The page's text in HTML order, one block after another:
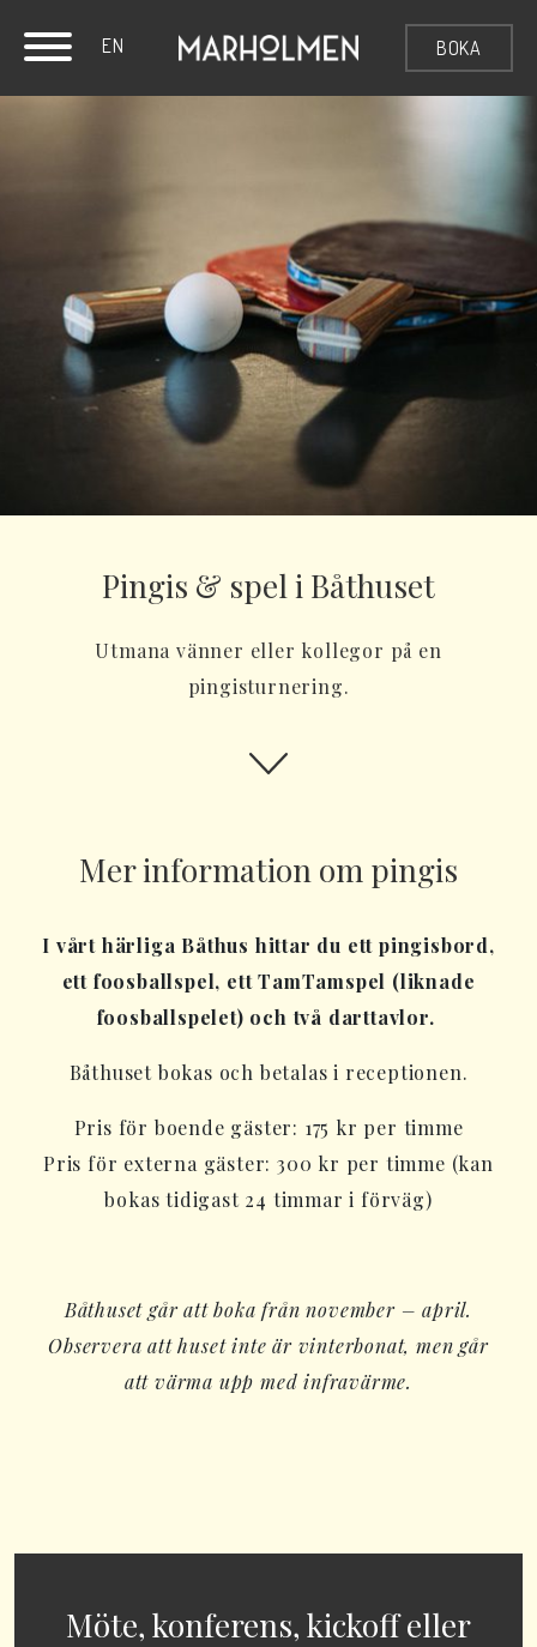
EN BOKA
Pingis & spel i Båthuset
Utmana vänner eller kollegor på en
pingisturnering.
Mer information om pingis
I vårt härliga Båthus hittar du ett pingisbord,
ett foosballspel, ett TamTamspel (liknade
foosballspelet) och två darttavlor.
Båthuset bokas och betalas i receptionen.
Pris för boende gäster: 175 kr per timme
Pris för externa gäster: 300 kr per timme (kan
bokas tidigast 24 timmar i förväg)
Båthuset går att boka från november – april.
Observera att huset inte är vinterbonat, men går
att värma upp med infravärme.
Möte, konferens, kickoff eller